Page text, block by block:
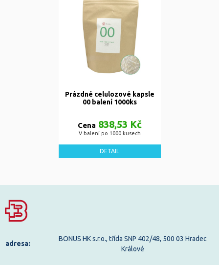
Prázdné celulozové kapsle
00 balení 1000ks
Cena 838,53 Kč
V balení po 1000 kusech
DETAIL
adresa:
BONUS HK s.r.o., třída SNP 402/48, 500 03 Hradec
Králové